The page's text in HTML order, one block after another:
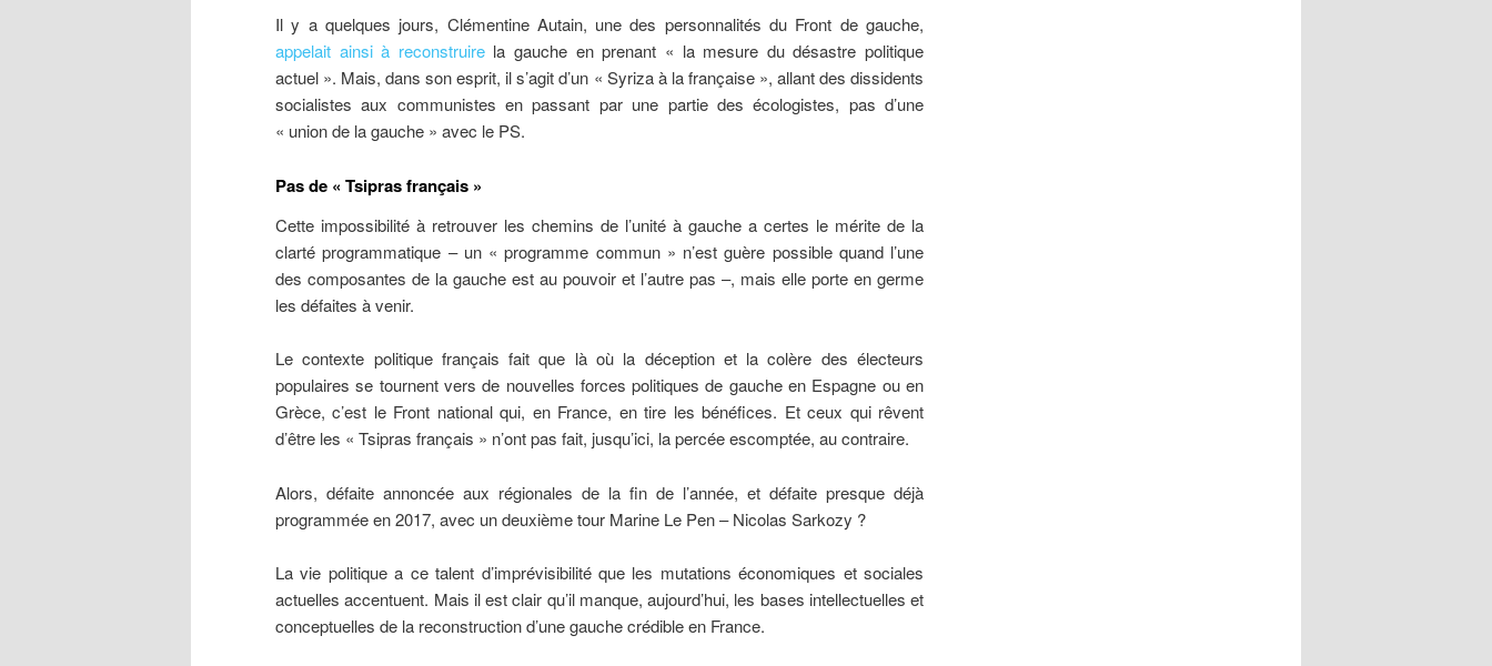
Il y a quelques jours, Clémentine Autain, une des personnalités du Front de gauche,
appelait ainsi à reconstruirela gauche en prenant « la mesure du désastre politique
actuel ». Mais, dans son esprit, il s’agit d’un « Syriza à la française », allant des dissidents
socialistes aux communistes en passant par une partie des écologistes, pas d’une
« union de la gauche » avec le PS.
Pas de « Tsipras français »
Cette impossibilité à retrouver les chemins de l’unité à gauche a certes le mérite de la
clarté programmatique – un « programme commun » n’est guère possible quand l’une
des composantes de la gauche est au pouvoir et l’autre pas –, mais elle porte en germe
les défaites à venir.
Le contexte politique français fait que là où la déception et la colère des électeurs
populaires se tournent vers de nouvelles forces politiques de gauche en Espagne ou en
Grèce, c’est le Front national qui, en France, en tire les bénéfices. Et ceux qui rêvent
d’être les « Tsipras français » n’ont pas fait, jusqu’ici, la percée escomptée, au contraire.
Alors, défaite annoncée aux régionales de la fin de l’année, et défaite presque déjà
programmée en 2017, avec un deuxième tour Marine Le Pen – Nicolas Sarkozy ?
La vie politique a ce talent d’imprévisibilité que les mutations économiques et sociales
actuelles accentuent. Mais il est clair qu’il manque, aujourd’hui, les bases intellectuelles et
conceptuelles de la reconstruction d’une gauche crédible en France.